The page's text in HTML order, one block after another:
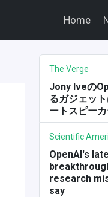
Home
The Verge
Jony Iveの
るガジェッ
ートスピー
Scientific
OpenAI's
research
say